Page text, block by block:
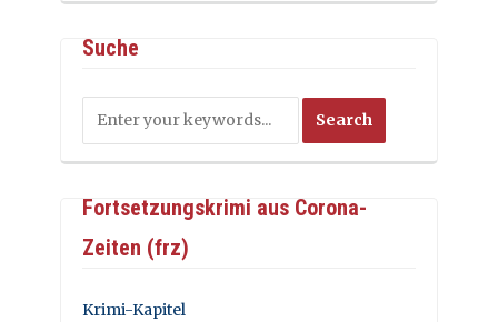
Suche
Fortsetzungskrimi aus Corona-
Zeiten (frz)
Krimi-Kapitel